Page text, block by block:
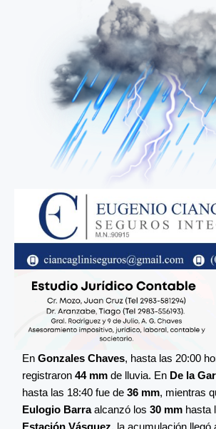
En Gonzales Chaves, hasta las 20:00
registraron 44 mm de lluvia. En De la
hasta las 18:40 fue de 36 mm, mientras
Eulogio Barraalcanzó los 30 mm hasta
Estación Vásquez, la acumulación llegó